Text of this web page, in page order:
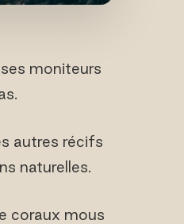
moniteurs
autres récifs
naturelles.
coraux mous